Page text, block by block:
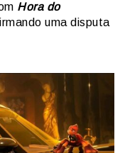
Hora do
uma disputa